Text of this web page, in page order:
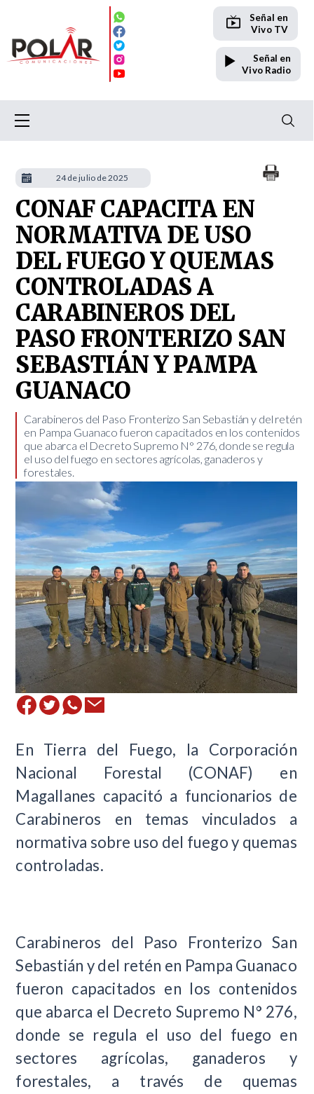
Señal en
Vivo TV
Señal en
Vivo Radio
CONAF CAPACITA EN
NORMATIVA DE USO
DEL FUEGO Y QUEMAS
CONTROLADAS A
CARABINEROS DEL
PASO FRONTERIZO SAN
SEBASTIÁN Y PAMPA
GUANACO
​Carabineros del Paso Fronterizo San Sebastián y del retén
en Pampa Guanaco fueron capacitados en los contenidos
que abarca el Decreto Supremo N° 276, donde se regula
el uso del fuego en sectores agrícolas, ganaderos y
forestales.
En Tierra del Fuego, la Corporación
Nacional Forestal (CONAF) en
Magallanes capacitó a funcionarios de
Carabineros en temas vinculados a
normativa sobre uso del fuego y quemas
controladas.
Carabineros del Paso Fronterizo San
Sebastián y del retén en Pampa Guanaco
fueron capacitados en los contenidos
que abarca el Decreto Supremo N° 276,
donde se regula el uso del fuego en
sectores agrícolas, ganaderos y
forestales, a través de quemas
24 de julio de 2025